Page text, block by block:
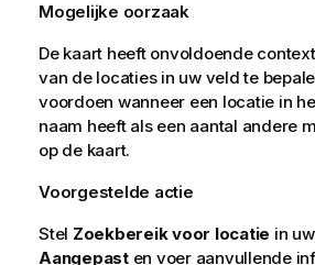
Mogelijke oorzaak
De kaart heeft onvoldoende
van de locaties in uw veld te
voordoen wanneer een locatie in
naam heeft als een aantal andere
op de kaart.
Voorgestelde actie
Stel Zoekbereik voor locatie in
Aangepasten voer aanvullende